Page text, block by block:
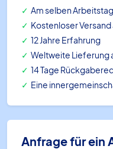
Am selben
Kostenloser
12 Jahre Erfahrung
Weltweite Lieferung
14 Tage
Eine
Anfrage für ein